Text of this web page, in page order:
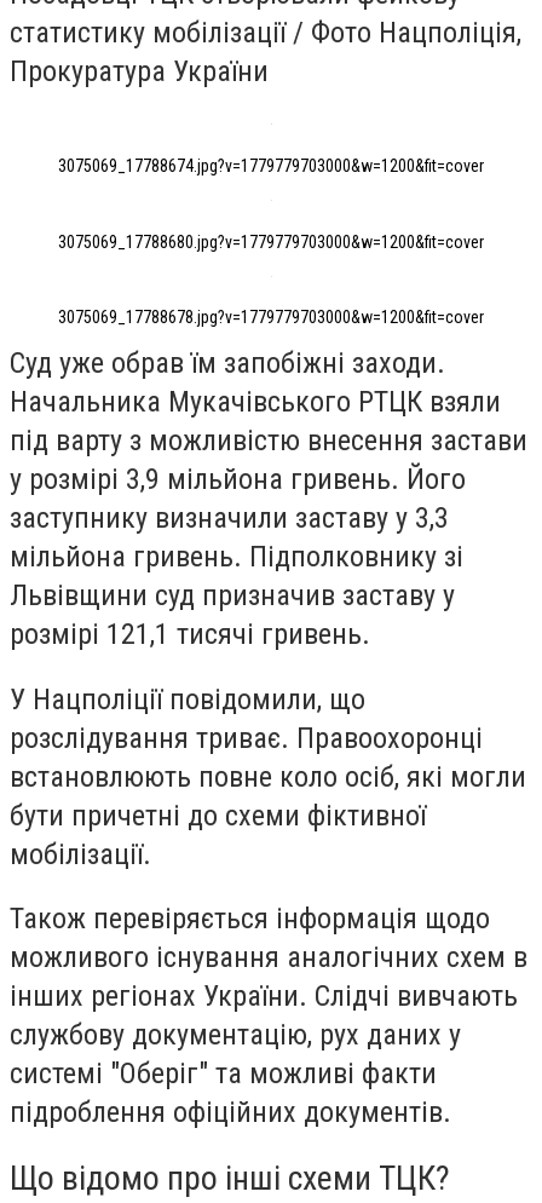
статистику мобілізації / Фото Нацполіція,
Прокуратура України
3075069_17788674.jpg?v=1779779703000&w=1200&fit=cover
3075069_17788680.jpg?v=1779779703000&w=1200&fit=cover
3075069_17788678.jpg?v=1779779703000&w=1200&fit=cover
Суд уже обрав їм запобіжні заходи.
Начальника Мукачівського РТЦК взяли
під варту з можливістю внесення застави
у розмірі 3,9 мільйона гривень. Його
заступнику визначили заставу у 3,3
мільйона гривень. Підполковнику зі
Львівщини суд призначив заставу у
розмірі 121,1 тисячі гривень.
У Нацполіції повідомили, що
розслідування триває. Правоохоронці
встановлюють повне коло осіб, які могли
бути причетні до схеми фіктивної
мобілізації.
Також перевіряється інформація щодо
можливого існування аналогічних схем в
інших регіонах України. Слідчі вивчають
службову документацію, рух даних у
системі "Оберіг" та можливі факти
підроблення офіційних документів.
Що відомо про інші схеми ТЦК?